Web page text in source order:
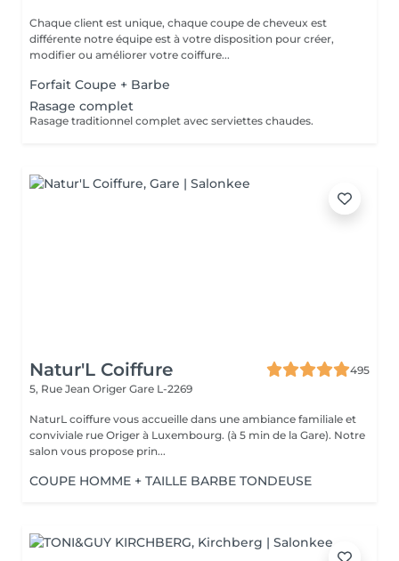
Chaque client est unique, chaque coupe de cheveux est
différente notre équipe est à votre disposition pour créer,
modifier ou améliorer votre coiffure...
Forfait Coupe + Barbe
Rasage complet
Rasage traditionnel complet avec serviettes chaudes.
Natur'L Coiffure
495
5, Rue Jean Origer Gare L-2269
NaturL coiffure vous accueille dans une ambiance familiale et
conviviale rue Origer à Luxembourg. (à 5 min de la Gare). Notre
salon vous propose prin...
COUPE HOMME + TAILLE BARBE TONDEUSE